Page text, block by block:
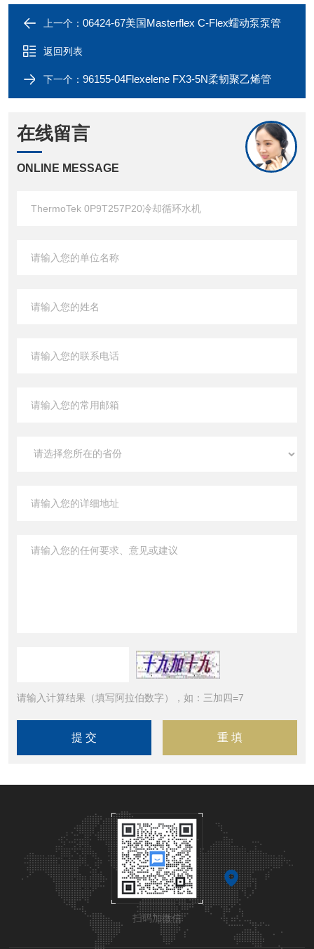
上一个： 06424-67美国Masterflex C-Flex蠕动泵泵管
返回列表
下一个： 96155-04Flexelene FX3-5N柔韧聚乙烯管
在线留言
ONLINE MESSAGE
请输入计算结果（填写阿拉伯数字），如：三加四=7
扫码加微信